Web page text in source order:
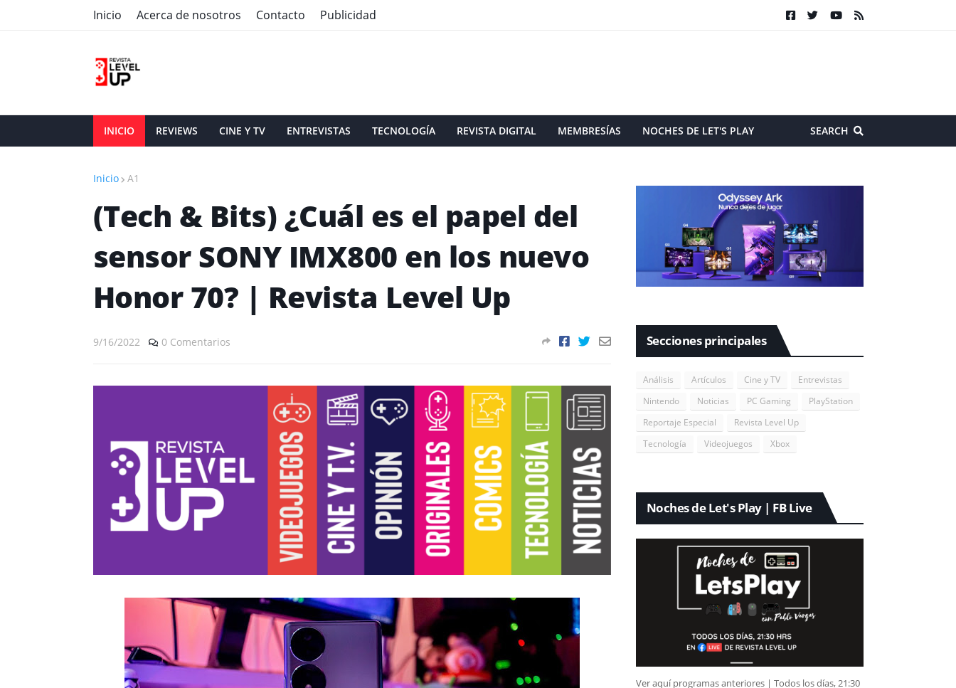
Inicio Acerca de nosotros Contacto Publicidad
INICIO REVIEWS CINE Y TV ENTREVISTAS TECNOLOGÍA REVISTA DIGITAL MEMBRESÍAS NOCHES DE LET'S PLAY SEARCH
Inicio A1
(Tech & Bits) ¿Cuál es el papel del
sensor SONY IMX800 en los nuevo
Honor 70? | Revista Level Up
9/16/2022 0 Comentarios Secciones principales
Análisis Artículos Cine y TV
Entrevistas
Nintendo
Noticias PC Gaming
PlayStation
Reportaje Especial
Revista Level Up
Tecnología
Videojuegos Xbox
Noches de Let's Play | FB Live
Ver aquí programas anteriores | Todos los días, 21:30